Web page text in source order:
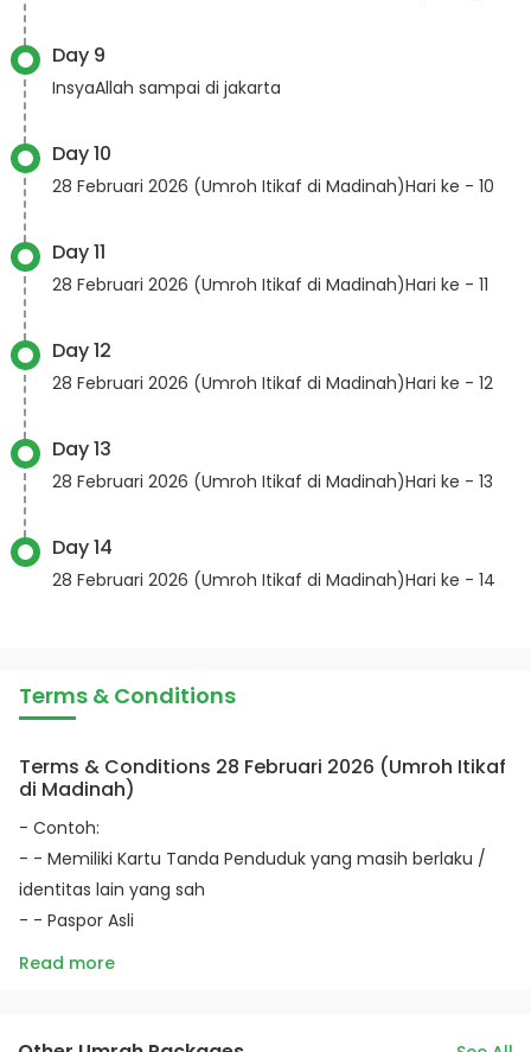
Day 9
InsyaAllah sampai di jakarta
Day 10
28 Februari 2026 (Umroh Itikaf di Madinah)Hari ke - 10
Day 11
28 Februari 2026 (Umroh Itikaf di Madinah)Hari ke - 11
Day 12
28 Februari 2026 (Umroh Itikaf di Madinah)Hari ke - 12
Day 13
28 Februari 2026 (Umroh Itikaf di Madinah)Hari ke - 13
Day 14
28 Februari 2026 (Umroh Itikaf di Madinah)Hari ke - 14
Terms & Conditions
Terms & Conditions 28 Februari 2026 (Umroh Itikaf
di Madinah)
- Contoh:
- - Memiliki Kartu Tanda Penduduk yang masih berlaku /
identitas lain yang sah
- - Paspor Asli
Read more